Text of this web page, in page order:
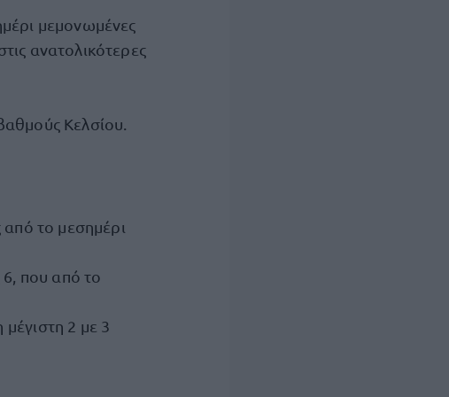
μεμονωμένες
ανατολικότερες
Κελσίου.
από το μεσημέρι
6, που από το
2 με 3